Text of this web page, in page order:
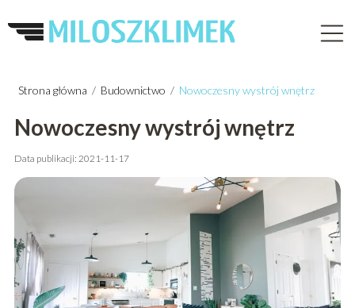
Strona główna / Budownictwo / Nowoczesny wystrój wnętrz
Nowoczesny wystrój wnętrz
Data publikacji: 2021-11-17